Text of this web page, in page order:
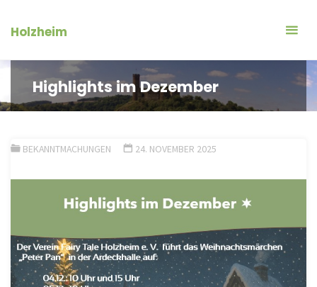
InhaltHolzheim
Highlights im Dezember
BEKANNTMACHUNGEN 24. NOVEMBER 2025